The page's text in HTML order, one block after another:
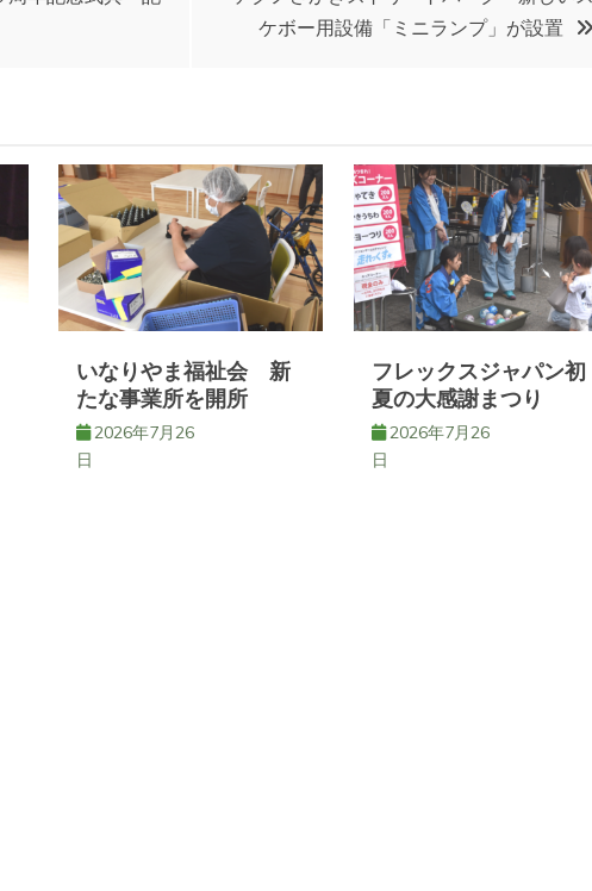
ケボー用設備「ミニランプ」が設置
いなりやま福祉会 新
たな事業所を開所
2026年7月26
日
フレックスジャパン初
夏の大感謝まつり
2026年7月26
日